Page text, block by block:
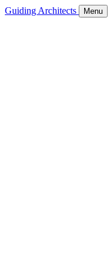
Guiding Architects Menu